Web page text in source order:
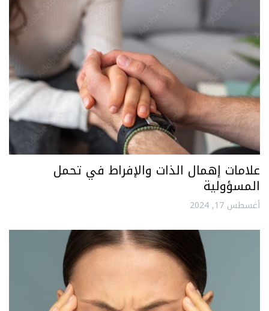
علامات إهمال الذات والإفراط في تحمل
المسؤولية
أغسطس 17, 2024